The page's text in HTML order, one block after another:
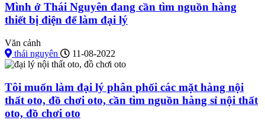
Mình ở Thái Nguyên đang cần tìm nguồn hàng
thiết bị điện để làm đại lý
Văn cảnh
thái nguyên
11-08-2022
Tôi muốn làm đại lý phân phối các mặt hàng nội
thất oto, đồ chơi oto, cần tìm nguồn hàng sỉ nội thất
oto, đồ chơi oto